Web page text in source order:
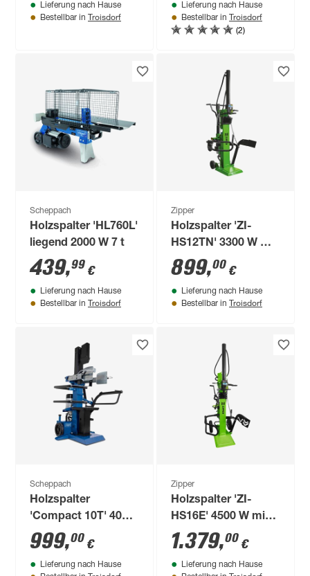
Lieferung nach Hause
Bestellbar in Troisdorf
Lieferung nach Hause
Bestellbar in Troisdorf
(2)
Scheppach
Holzspalter 'HL760L'
liegend 2000 W 7 t
439,99 €
Lieferung nach Hause
Bestellbar in Troisdorf
Zipper
Holzspalter 'ZI-
HS12TN' 3300 W mit
Stammheber
899,00 €
Lieferung nach Hause
Bestellbar in Troisdorf
Scheppach
Holzspalter
'Compact 10T' 400 V
3500 W
999,00 €
Lieferung nach Hause
Zipper
Holzspalter 'ZI-
HS16E' 4500 W mit
Stammheber
1.379,00 €
Lieferung nach Hause